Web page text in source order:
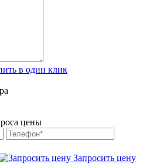
в один клик
цены
Запросить цену